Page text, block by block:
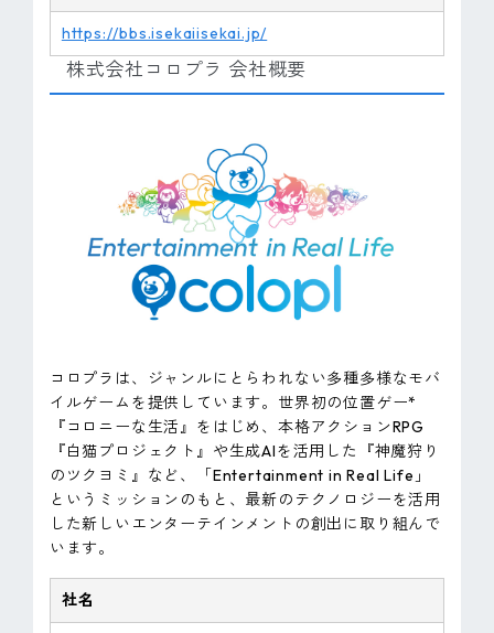
https://bbs.isekaiisekai.jp/
株式会社コロプラ 会社概要
コロプラは、ジャンルにとらわれない多種多様なモバ
イルゲームを提供しています。世界初の位置ゲー*
『コロニーな生活』をはじめ、本格アクションRPG
『白猫プロジェクト』や生成AIを活用した『神魔狩り
のツクヨミ』など、「Entertainment in Real Life」
というミッションのもと、最新のテクノロジーを活用
した新しいエンターテインメントの創出に取り組んで
います。
社名